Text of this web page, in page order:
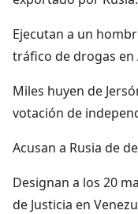
Ejecutan a un
tráfico de drogas en
Miles huyen de
votación de
Acusan a Rusia de
Designan a los 20
de Justicia en